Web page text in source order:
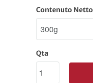
Contenuto Netto
Qta